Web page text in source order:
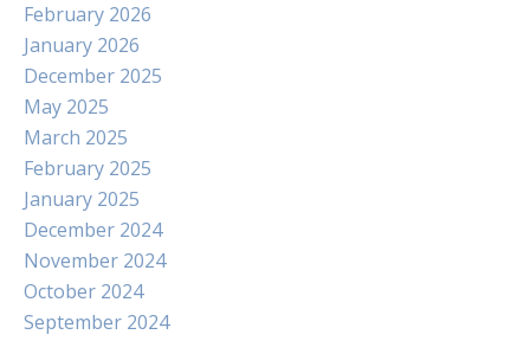
February 2026
January 2026
December 2025
May 2025
March 2025
February 2025
January 2025
December 2024
November 2024
October 2024
September 2024